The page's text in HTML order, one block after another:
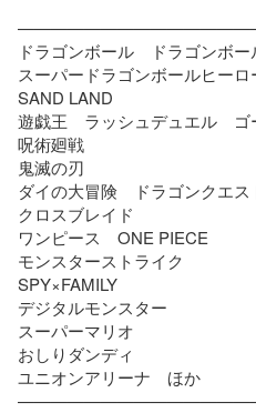
ドラゴンボール　ドラゴンボー
スーパードラゴンボールヒーロ
SAND LAND
遊戯王　ラッシュデュエル　ゴ
呪術廻戦
鬼滅の刃
ダイの大冒険　ドラゴンクエ
クロスブレイド
ワンピース　ONE PIECE
モンスターストライク
SPY×FAMILY
デジタルモンスター
スーパーマリオ
おしりダンディ
ユニオンアリーナ　ほか